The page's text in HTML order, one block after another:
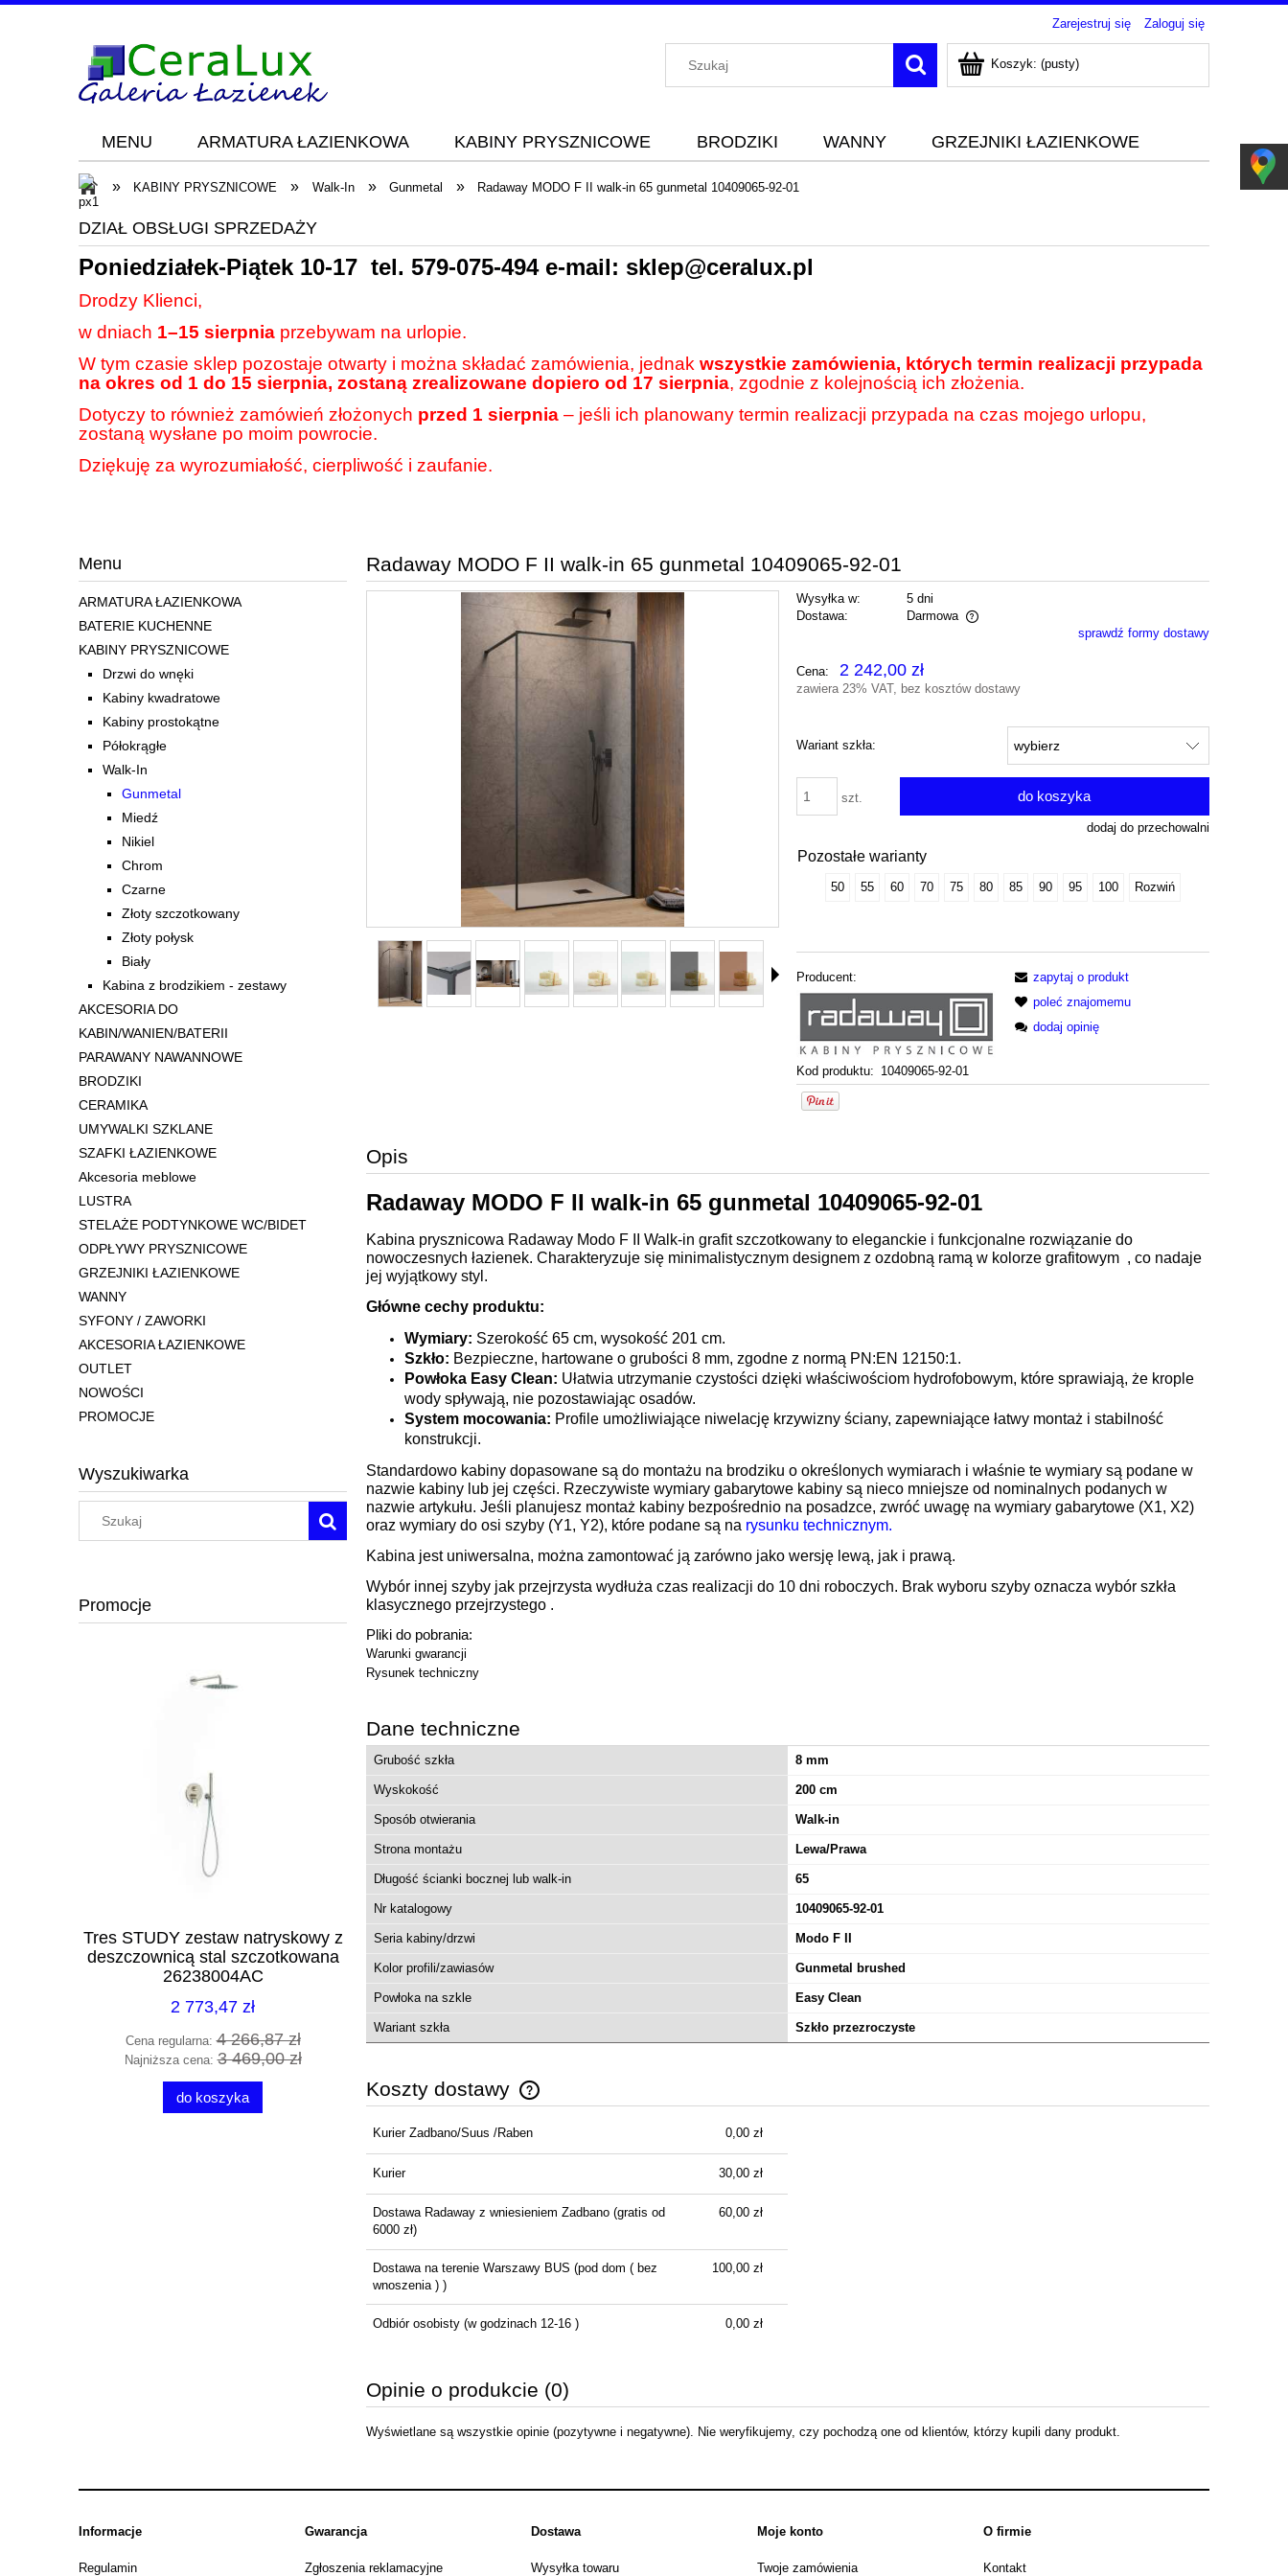
Zarejestruj się Zaloguj się
Koszyk: (pusty)
MENU ARMATURA ŁAZIENKOWA KABINY PRYSZNICOWE BRODZIKI WANNY GRZEJNIKI ŁAZIENKOWE
Blog KONTAKT
» KABINY PRYSZNICOWE » Walk-In » Gunmetal » Radaway MODO F II walk-in 65 gunmetal 10409065-92-01
DZIAŁ OBSŁUGI SPRZEDAŻY
Poniedziałek-Piątek 10-17 tel. 579-075-494e-mail: sklep@ceralux.pl
Drodzy Klienci,
w dniach 1–15 sierpnia przebywam na urlopie.
W tym czasie sklep pozostaje otwarty i można składać zamówienia, jednak wszystkie zamówienia, których termin realizacji przypada
na okres od 1 do 15 sierpnia, zostaną zrealizowane dopiero od 17 sierpnia, zgodnie z kolejnością ich złożenia.
Dotyczy to również zamówień złożonych przed 1 sierpnia – jeśli ich planowany termin realizacji przypada na czas mojego urlopu,
zostaną wysłane po moim powrocie.
Dziękuję za wyrozumiałość, cierpliwość i zaufanie.
Menu
ARMATURA ŁAZIENKOWA
BATERIE KUCHENNE
KABINY PRYSZNICOWE
Drzwi do wnęki
Kabiny kwadratowe
Kabiny prostokątne
Półokrągłe
Walk-In
Gunmetal
Miedź
Nikiel
Chrom
Czarne
Złoty szczotkowany
Złoty połysk
Biały
Kabina z brodzikiem - zestawy
AKCESORIA DO
KABIN/WANIEN/BATERII
PARAWANY NAWANNOWE
BRODZIKI
CERAMIKA
UMYWALKI SZKLANE
SZAFKI ŁAZIENKOWE
Akcesoria meblowe
LUSTRA
STELAŻE PODTYNKOWE WC/BIDET
ODPŁYWY PRYSZNICOWE
GRZEJNIKI ŁAZIENKOWE
WANNY
SYFONY / ZAWORKI
AKCESORIA ŁAZIENKOWE
OUTLET
NOWOŚCI
PROMOCJE
Wyszukiwarka
Promocje
Tres STUDY zestaw natryskowy z
deszczownicą stal szczotkowana
26238004AC
2 773,47 zł
Cena regularna:4 266,87 zł
Najniższa cena:3 469,00 zł
do koszyka
Excellent PI bateria bidetowa złoty
399,95 zł
Cena regularna:635,00 zł
do koszyka
Radaway MODO F II walk-in 65 gunmetal 10409065-92-01
Wysyłka w:
5 dni
Dostawa:
Darmowa
sprawdź formy dostawy
Cena: 2 242,00 zł
zawiera 23% VAT, bez kosztów dostawy
Wariant szkła:
szt. do koszyka
dodaj do przechowalni
Pozostałe warianty
50 55 60 70 75 80 85 90 95 100 Rozwiń
Producent:
Kod produktu: 10409065-92-01
zapytaj o produkt
poleć znajomemu
dodaj opinię
Opis
Radaway MODO F II walk-in 65 gunmetal 10409065-92-01
Kabina prysznicowa Radaway Modo F II Walk-in grafit szczotkowany to eleganckie i funkcjonalne rozwiązanie do
nowoczesnych łazienek. Charakteryzuje się minimalistycznym designem z ozdobną ramą w kolorze grafitowym , co nadaje
jej wyjątkowy styl.
Główne cechy produktu:
Wymiary: Szerokość 65 cm, wysokość 201 cm.
Szkło: Bezpieczne, hartowane o grubości 8 mm, zgodne z normą PN:EN 12150:1.
Powłoka Easy Clean: Ułatwia utrzymanie czystości dzięki właściwościom hydrofobowym, które sprawiają, że krople
wody spływają, nie pozostawiając osadów.
System mocowania: Profile umożliwiające niwelację krzywizny ściany, zapewniające łatwy montaż i stabilność
konstrukcji.
Standardowo kabiny dopasowane są do montażu na brodziku o określonych wymiarach i właśnie te wymiary są podane w
nazwie kabiny lub jej części. Rzeczywiste wymiary gabarytowe kabiny są nieco mniejsze od nominalnych podanych w
nazwie artykułu. Jeśli planujesz montaż kabiny bezpośrednio na posadzce, zwróć uwagę na wymiary gabarytowe (X1, X2)
oraz wymiary do osi szyby (Y1, Y2), które podane są na rysunku technicznym.
Kabina jest uniwersalna, można zamontować ją zarówno jako wersję lewą, jak i prawą.
Wybór innej szyby jak przejrzysta wydłuża czas realizacji do 10 dni roboczych. Brak wyboru szyby oznacza wybór szkła
klasycznego przejrzystego .
Pliki do pobrania:
Warunki gwarancji
Rysunek techniczny
Dane techniczne
Grubość szkła 8 mm
Wyskokość 200 cm
Sposób otwierania Walk-in
Strona montażu Lewa/Prawa
Długość ścianki bocznej lub walk-in 65
Nr katalogowy 10409065-92-01
Seria kabiny/drzwi Modo F II
Kolor profili/zawiasów Gunmetal brushed
Powłoka na szkle Easy Clean
Wariant szkła Szkło przezroczyste
Koszty dostawy
Cena nie zawiera ewentualnych kosztów
płatności
Kurier Zadbano/Suus /Raben 0,00 zł
Kurier 30,00 zł
Dostawa Radaway z wniesieniem Zadbano(gratis od
6000 zł)
60,00 zł
Dostawa na terenie Warszawy BUS (pod dom ( bez
wnoszenia ) )
100,00 zł
Odbiór osobisty(w godzinach 12-16 ) 0,00 zł
Opinie o produkcie (0)
Wyświetlane są wszystkie opinie (pozytywne i negatywne). Nie weryfikujemy, czy pochodzą one od klientów, którzy kupili dany produkt.
Informacje
Regulamin
Gwarancja
Zgłoszenia reklamacyjne
Dostawa
Wysyłka towaru
Moje konto
Twoje zamówienia
O firmie
Kontakt